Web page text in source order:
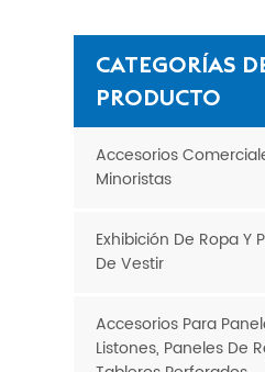
CATEGORÍAS
PRODUCTO
Accesorios
Minoristas
Exhibición De Ropa Y
De Vestir
Accesorios Para
Listones, Paneles De